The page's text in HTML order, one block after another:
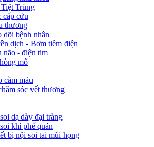
Trùng
cấp cứu
thương
dõi bệnh nhân
dịch - Bơm tiêm điện
não - điện tim
mổ
cầm máu
sóc vết thương
dạ dày đại tràng
khí phế quản
bị nội soi tai mũi họng